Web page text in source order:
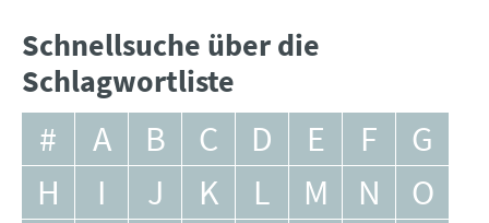
Schnellsuche über die
Schlagwortliste
# A B C D E F
G
H
I J K L M N
O